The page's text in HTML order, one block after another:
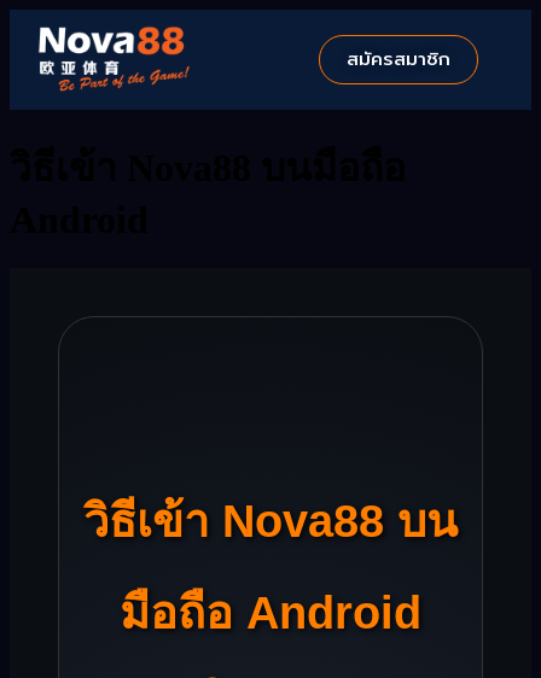
สมัครสมาชิก
วิธีเข้า Nova88 บน
มือถือ Android